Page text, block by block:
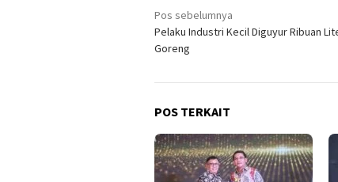
Navigasi
pos
Pos sebelumnya
Pelaku Industri Kecil Diguyur Ribuan
Goreng
POS TERKAIT